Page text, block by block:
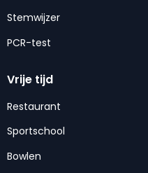
Stemwijzer
PCR-test
Vrije tijd
Restaurant
Sportschool
Bowlen